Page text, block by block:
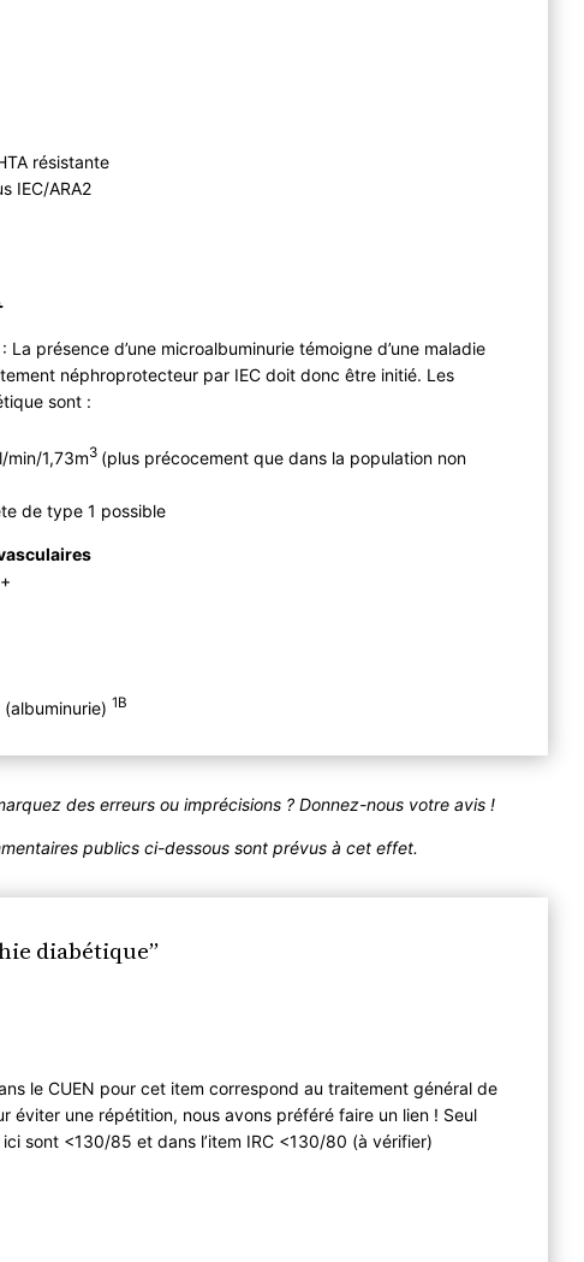
résistante
IEC/ARA2
: La présence d’une microalbuminurie témoigne d’une maladie
néphroprotecteur par IEC doit donc être initié. Les
sont :
min/1,73m3 (plus précocement que dans la population non
de type 1 possible
(albuminurie)1B
des erreurs ou imprécisions ? Donnez-nous votre avis !
publics ci-dessous sont prévus à cet effet.
diabétique”
le CUEN pour cet item correspond au traitement général de
éviter une répétition, nous avons préféré faire un lien ! Seul
sont <130/85 et dans l’item IRC <130/80 (à vérifier)